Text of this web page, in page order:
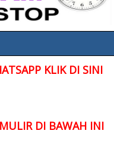
KLIK DI SINI
DI BAWAH INI